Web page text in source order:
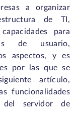
a organizar
de TI,
para
de usuario,
aspectos, y es
por las que se
artículo,
funcionalidades
del servidor de